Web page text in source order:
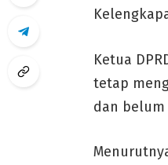
Ketua
tetap
dan